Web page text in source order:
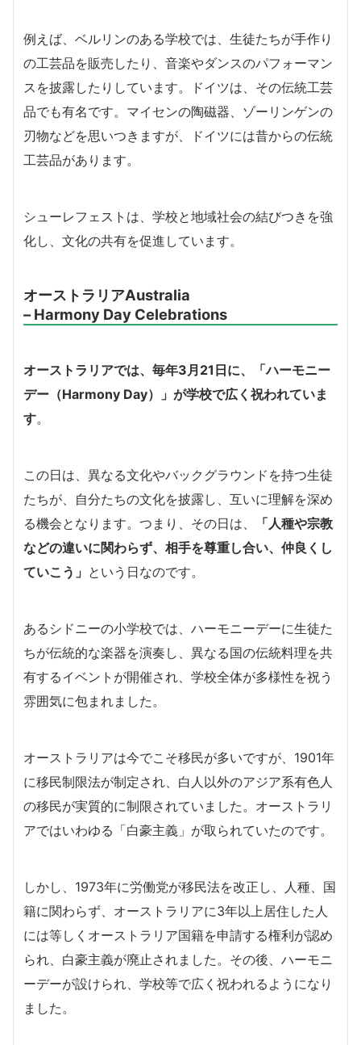
例えば、ベルリンのある学校では、生徒たちが手作り
の工芸品を販売したり、音楽やダンスのパフォーマン
スを披露したりしています。ドイツは、その伝統工芸
品でも有名です。マイセンの陶磁器、ゾーリンゲンの
刃物などを思いつきますが、ドイツには昔からの伝統
工芸品があります。
シューレフェストは、学校と地域社会の結びつきを強
化し、文化の共有を促進しています。
オーストラリアAustralia
– Harmony Day Celebrations
オーストラリアでは、毎年3月21日に、「ハーモニー
デー（Harmony Day）」が学校で広く祝われていま
す。
この日は、異なる文化やバックグラウンドを持つ生徒
たちが、自分たちの文化を披露し、互いに理解を深め
る機会となります。つまり、その日は、
「人種や宗教
などの違いに関わらず、相手を尊重し合い、仲良くし
ていこう」 という日なのです。
あるシドニーの小学校では、ハーモニーデーに生徒た
ちが伝統的な楽器を演奏し、異なる国の伝統料理を共
有するイベントが開催され、学校全体が多様性を祝う
雰囲気に包まれました。
オーストラリアは今でこそ移民が多いですが、1901年
に移民制限法が制定され、白人以外のアジア系有色人
の移民が実質的に制限されていました。オーストラリ
アではいわゆる「白豪主義」が取られていたのです。
しかし、 1973年に労働党が移民法を改正し、人種、国
籍に関わらず、オーストラリアに3年以上居住した人
には等しくオーストラリア国籍を申請する権利が認め
られ、白豪主義が廃止されました。その後、ハーモニ
ーデーが設けられ、学校等で広く祝われるようになり
ました。